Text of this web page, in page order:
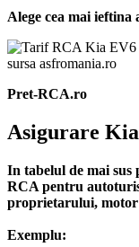
Alege cea mai
sursa asfromania.ro
Pret-RCA.ro
Asigurare
In tabelul de mai
RCA pentru
proprietarului,
Exemplu: